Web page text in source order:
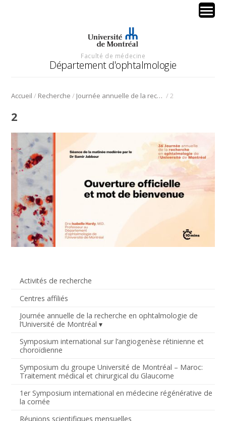
Faculté de médecine
Département d'ophtalmologie
Accueil / Recherche / Journée annuelle de la recherche en ophtalmologie de l’Université de Montréal /2
Activités de recherche
Centres affiliés
Journée annuelle de la recherche en ophtalmologie de
l’Université de Montréal
Symposium international sur l’angiogenèse rétinienne et
choroïdienne
Symposium du groupe Université de Montréal – Maroc:
Traitement médical et chirurgical du Glaucome
1er Symposium international en médecine régénérative de
la cornée
Réunions scientifiques mensuelles
2